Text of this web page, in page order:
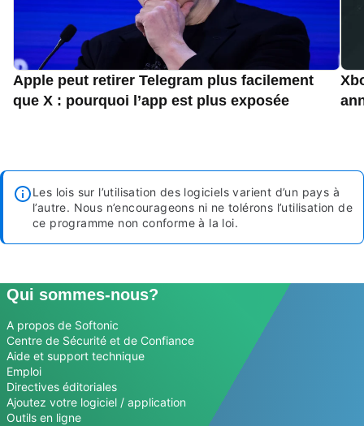
Apple peut retirer Telegram plus facilement
que X : pourquoi l’app est plus exposée
Les lois sur l’utilisation des logiciels varient d’un pays à
l’autre. Nous n’encourageons ni ne tolérons l’utilisation de
ce programme non conforme à la loi.
Qui sommes-nous?
A propos de Softonic
Centre de Sécurité et de Confiance
Aide et support technique
Emploi
Directives éditoriales
Ajoutez votre logiciel / application
Outils en ligne